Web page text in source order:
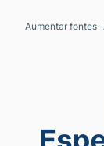
Ir para a
Aumentar fontes